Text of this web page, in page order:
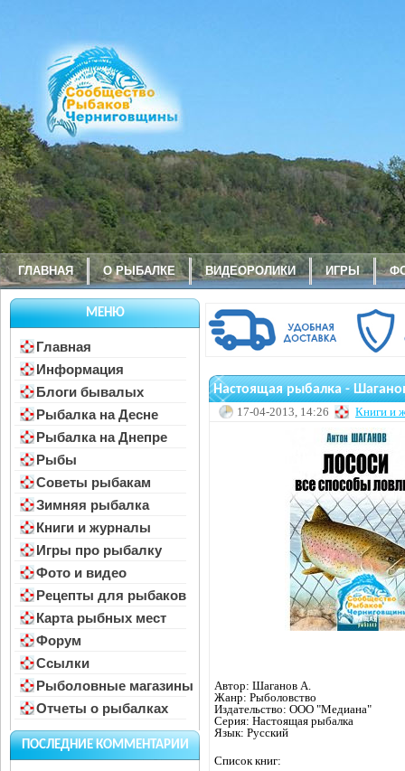
ГЛАВНАЯ О РЫБАЛКЕ ВИДЕОРОЛИКИ ИГРЫ
МЕНЮ
Главная
Информация
Блоги бывалых
Рыбалка на Десне
Рыбалка на Днепре
Рыбы
Советы рыбакам
Зимняя рыбалка
Книги и журналы
Игры про рыбалку
Фото и видео
Рецепты для рыбаков
Карта рыбных мест
Форум
Ссылки
Рыболовные магазины
Отчеты о рыбалках
ПОСЛЕДНИЕ КОММЕНТАРИИ
Настоящая рыбалка -
17-04-2013, 14:26 Книги и
Автор: Шаганов А.
Жанр: Рыболовство
Издательство: ООО "Медиана"
Серия: Настоящая рыбалка
Язык: Русский
Список книг: